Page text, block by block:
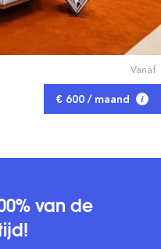
Vanaf
€ 600 / maand
van de